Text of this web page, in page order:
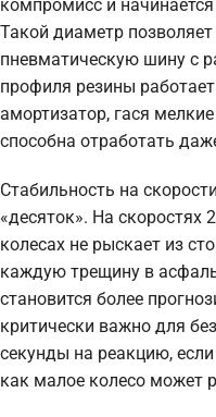
компромисс и
Такой диаметр
пневматическую шину с
профиля резины
амортизатор, гася
способна отработать
Стабильность на
«десяток». На
колесах не рыскает из
каждую трещину в
становится более
критически важно для
секунды на реакцию,
как малое колесо может